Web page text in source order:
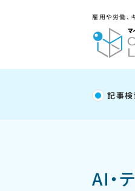
雇用や労働、
記事検
AI・